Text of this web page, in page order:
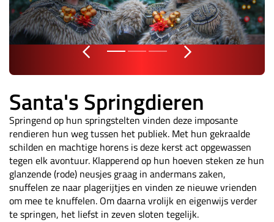
Santa's Springdieren
Springend op hun springstelten vinden deze imposante
rendieren hun weg tussen het publiek. Met hun gekraalde
schilden en machtige horens is deze kerst act opgewassen
tegen elk avontuur. Klapperend op hun hoeven steken ze hun
glanzende (rode) neusjes graag in andermans zaken,
snuffelen ze naar plagerijtjes en vinden ze nieuwe vrienden
om mee te knuffelen. Om daarna vrolijk en eigenwijs verder
te springen, het liefst in zeven sloten tegelijk.